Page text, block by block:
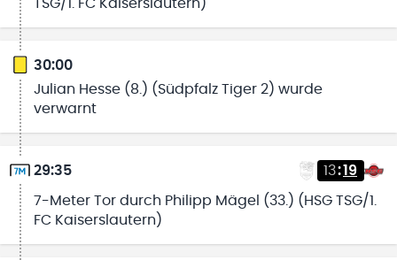
TSG/1. FC Kaiserslautern)
30:00
Julian Hesse (8.) (Südpfalz Tiger 2) wurde
verwarnt
29:35 13:19
7-Meter Tor durch Philipp Mägel (33.) (HSG TSG/1.
FC Kaiserslautern)